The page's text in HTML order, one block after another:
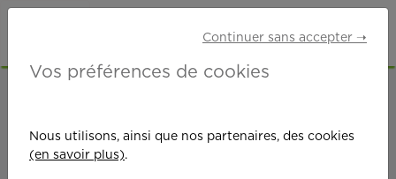
CHILLY-MAZARIN
Continuer sans accepter ➝
Vos préférences de cookies
Nous utilisons, ainsi que nos partenaires, des cookies
(en savoir plus).